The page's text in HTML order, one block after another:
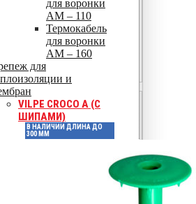
для воронки
AM – 110
Термокабель
для воронки
AM – 160
для
и
VILPE CROCO A (С
ШИПАМИ)
В НАЛИЧИИ ДЛИНА ДО
300 ММ
520–700
Модуль упругости E, ГПа